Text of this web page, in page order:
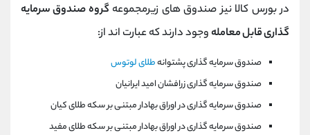
در بورس کالا نیز صندوق های زیرمجموعهگروه صندوق سرمایه
گذاری قابل معاملهوجود دارند که عبارت اند از:
صندوق سرمایه گذاری پشتوانهطلای لوتوس
صندوق سرمایه گذاری زرافشان امید ایرانیان
صندوق سرمایه گذاری در اوراق بهادار مبتنی بر سکه طلای کیان
صندوق سرمایه گذاری در اوراق بهادار مبتنی بر سکه طلای مفید